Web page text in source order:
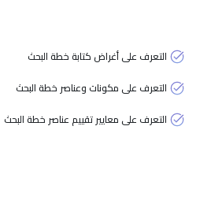
التعرف على أغراض كتابة خطة البحث
التعرف على مكونات وعناصر خطة البحث
التعرف على معايير تقييم عناصر خطة البحث